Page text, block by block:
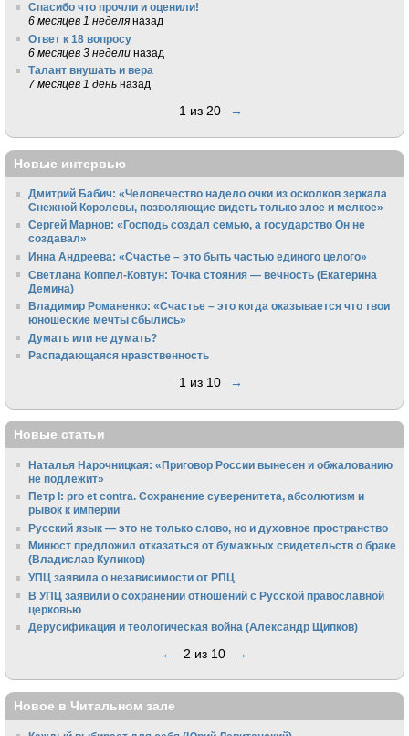
Спасибо что прочли и оценили!
6 месяцев 1 неделя назад
Ответ к 18 вопросу
6 месяцев 3 недели назад
Талант внушать и вера
7 месяцев 1 день назад
1 из 20 →
Новые интервью
Дмитрий Бабич: «Человечество надело очки из осколков зеркала
Снежной Королевы, позволяющие видеть только злое и мелкое»
Сергей Марнов: «Господь создал семью, а государство Он не
создавал»
Инна Андреева: «Счастье – это быть частью единого целого»
Светлана Коппел-Ковтун: Точка стояния — вечность (Екатерина
Демина)
Владимир Романенко: «Счастье – это когда оказывается что твои
юношеские мечты сбылись»
Думать или не думать?
Распадающаяся нравственность
1 из 10 →
Новые статьи
Наталья Нарочницкая: «Приговор России вынесен и обжалованию
не подлежит»
Петр I: pro et contra. Сохранение суверенитета, абсолютизм и
рывок к империи
Русский язык — это не только слово, но и духовное пространство
Минюст предложил отказаться от бумажных свидетельств о браке
(Владислав Куликов)
УПЦ заявила о независимости от РПЦ
В УПЦ заявили о сохранении отношений с Русской православной
церковью
Дерусификация и теологическая война (Александр Щипков)
← 2 из 10 →
Новое в Читальном зале